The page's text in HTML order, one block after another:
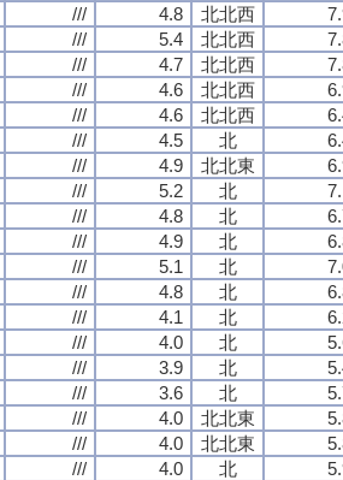
/// 4.8 北北西
/// 5.4 北北西
/// 4.7 北北西
/// 4.6 北北西
/// 4.6 北北西
/// 4.5 北
/// 4.9 北北東
/// 5.2 北
/// 4.8 北
/// 4.9 北
/// 5.1 北
/// 4.8 北
/// 4.1 北
/// 4.0 北
/// 3.9 北
/// 3.6 北
/// 4.0 北北東
/// 4.0 北北東
/// 4.0 北